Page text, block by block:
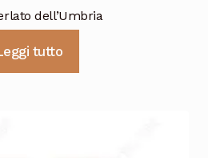
dell’Umbria
tutto